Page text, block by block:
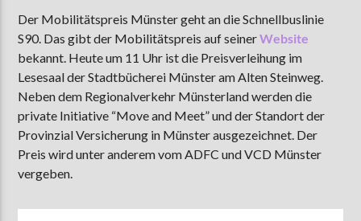
AKTUELLE SENDUNG
MOEBIUS
12:00 24:00
ZU HÖREN IN
Der Mobilitätspreis Münster geht an die Schnellbuslinie
S90. Das gibt der Mobilitätspreis auf seinerWebsite
bekannt. Heute um 11 Uhr ist die Preisverleihung im
Lesesaal der Stadtbücherei Münster am Alten Steinweg.
Neben dem Regionalverkehr Münsterland werden die
private Initiative “Move and Meet” und der Standort der
Provinzial Versicherung in Münster ausgezeichnet. Der
Preis wird unter anderem vom ADFC und VCD Münster
vergeben.